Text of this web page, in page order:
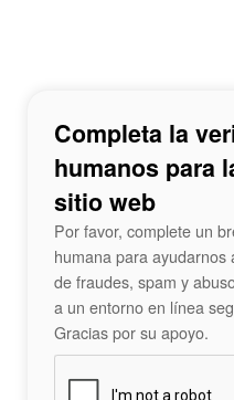
Completa la
humanos para
sitio web
Por favor, complete un
humana para
de fraudes, spam y
a un entorno en línea
Gracias por su apoyo.